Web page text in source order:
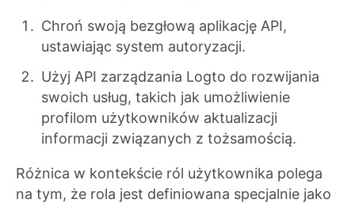
Chroń swoją bezgłową aplikację API,
ustawiając system autoryzacji.
Użyj API zarządzania Logto do rozwijania
swoich usług, takich jak umożliwienie
profilom użytkowników aktualizacji
informacji związanych z tożsamością.
Różnica w kontekście ról użytkownika polega
na tym, że rola jest definiowana specjalnie jako